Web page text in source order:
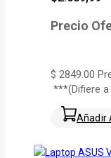
Precio
$ 2849.00
***(Difiere
Añadir